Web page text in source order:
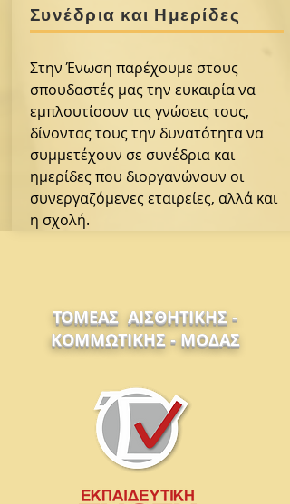
Συνέδρια και Ημερίδες
Στην Ένωση παρέχουμε στους
σπουδαστές μας την ευκαιρία να
εμπλουτίσουν τις γνώσεις τους,
δίνοντας τους την δυνατότητα να
συμμετέχουν σε συνέδρια και
ημερίδες που διοργανώνουν οι
συνεργαζόμενες εταιρείες, αλλά και
η σχολή.
ΤΟΜΕΑΣ ΑΙΣΘΗΤΙΚΗΣ -
ΚΟΜΜΩΤΙΚΗΣ - ΜΟΔΑΣ